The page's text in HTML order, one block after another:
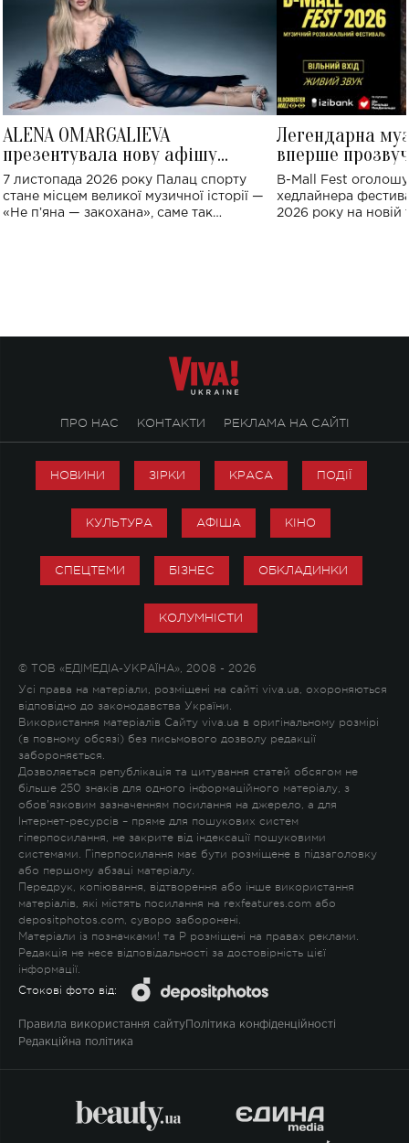
ALENA OMARGALIEVA
презентувала нову афішу
великого концерту в Палаці
спорту
7 листопада 2026 року Палац спорту
стане місцем великої музичної історії —
«Не пʼяна — закохана», саме так
Легендарна
вперше
Україні: де
B-Mall Fest
хедлайнера
2026 року на новій
ПРО НАС КОНТАКТИ РЕКЛАМА НА САЙТІ
НОВИНИ ЗІРКИ КРАСА ПОДІЇ
КУЛЬТУРА АФІША КІНО
СПЕЦТЕМИ БІЗНЕС ОБКЛАДИНКИ
КОЛУМНІСТИ
© ТОВ «ЕДІМЕДІА-УКРАЇНА», 2008 - 2026
Усі права на матеріали, розміщені на сайті viva.ua, охороняються
відповідно до законодавства України.
Використання матеріалів Сайту viva.ua в оригінальному розмірі
(в повному обсязі) без письмового дозволу редакції
забороняється.
Дозволяється републікація та цитування статей обсягом не
більше 250 знаків для одного інформаційного матеріалу, з
обов'язковим зазначенням посилання на джерело, а для
Інтернет-ресурсів – пряме для пошукових систем
гіперпосилання, не закрите від індексації пошуковими
системами. Гіперпосилання має бути розміщене в підзаголовку
або першому абзаці матеріалу.
Передрук, копіювання, відтворення або інше використання
матеріалів, які містять посилання на rexfeatures.com або
depositphotos.com, суворо заборонені.
Матеріали із позначками! та P розміщені на правах реклами.
Редакція не несе відповідальності за достовірність цієї
інформації.
Стокові фото від:
Правила використання сайту Політика конфіденційності
Редакційна політика